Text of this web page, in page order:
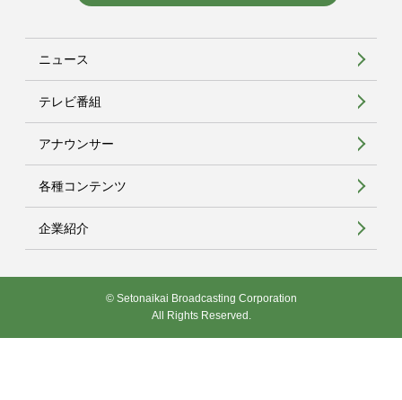
ニュース
テレビ番組
アナウンサー
各種コンテンツ
企業紹介
© Setonaikai Broadcasting Corporation
All Rights Reserved.